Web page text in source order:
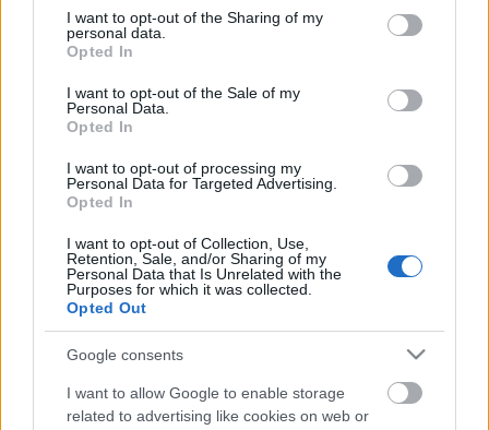
not limited to your visit or usage behaviour. You may click to
grant or deny consent to Google and its third-party tags to
use your data for below specified purposes in below Google
consent section.
I want to opt-out of the Sharing of my
personal data.
Opted In
I want to opt-out of the Sale of my
Personal Data.
Opted In
I want to opt-out of processing my
Personal Data for Targeted Advertising.
Opted In
I want to opt-out of Collection, Use,
Retention, Sale, and/or Sharing of my
Personal Data that Is Unrelated with the
Purposes for which it was collected.
Opted Out
Google consents
I want to allow Google to enable storage
related to advertising like cookies on web or
A legjellegzetesebb étkezési forma a mezze, az
olaszok antipastójához, a spanyolok tapasához, a
kínaiak dim sumjához hasonló kis fogások sorozata,
általában egyszerre tálalva, gyakran nem csak
előételként, hanem komplett étkezésként.